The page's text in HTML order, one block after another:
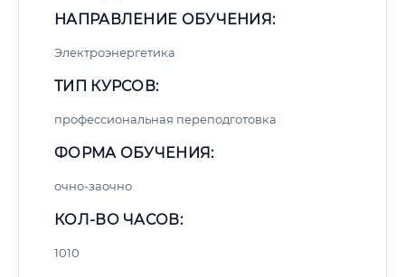
НАПРАВЛЕНИЕ ОБУЧЕНИЯ:
Электроэнергетика
ТИП КУРСОВ:
профессиональная переподготовка
ФОРМА ОБУЧЕНИЯ:
очно-заочно
КОЛ-ВО ЧАСОВ:
1010